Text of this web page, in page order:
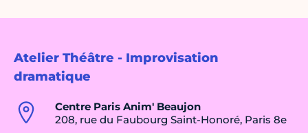
Atelier Théâtre - Improvisation
dramatique
Centre Paris Anim' Beaujon
208, rue du Faubourg Saint-Honoré, Paris 8e